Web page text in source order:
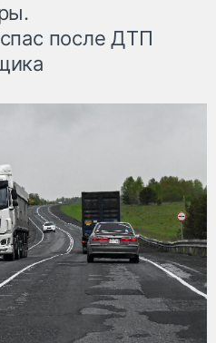
после ДТП